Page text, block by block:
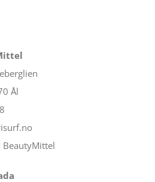
Ål
BeautyMittel